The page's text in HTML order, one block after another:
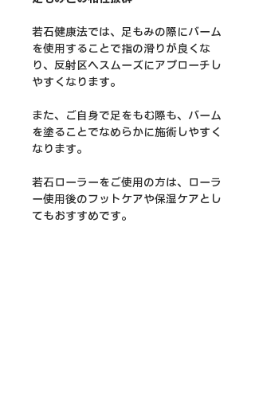
若石健康法では、足もみの際にバーム
を使用することで指の滑りが良くな
り、反射区へスムーズにアプローチし
やすくなります。
また、ご自身で足をもむ際も、バーム
を塗ることでなめらかに施術しやすく
なります。
若石ローラーをご使用の方は、ローラ
ー使用後のフットケアや保湿ケアとし
てもおすすめです。